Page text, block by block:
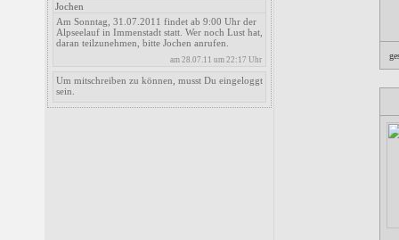
Jochen
Am Sonntag, 31.07.2011 findet ab 9:00 Uhr der
Alpseelauf in Immenstadt statt. Wer noch Lust hat,
daran teilzunehmen, bitte Jochen anrufen.
am 28.07.11 um 22:17 Uhr
Um mitschreiben zu können, musst Du eingeloggt
sein.